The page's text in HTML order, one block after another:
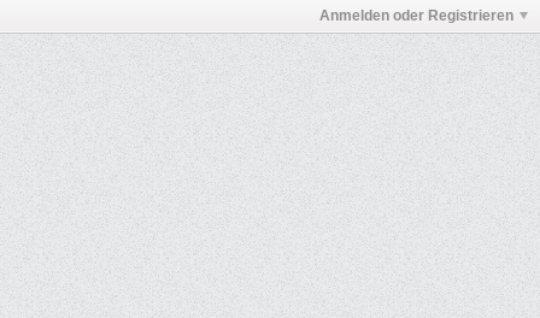
Anmelden oder Registrieren